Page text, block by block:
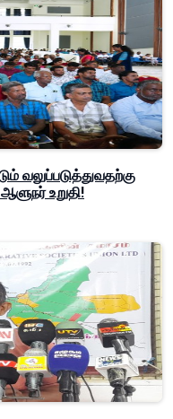
வலுப்படுத்துவதற்கு
உறுதி!